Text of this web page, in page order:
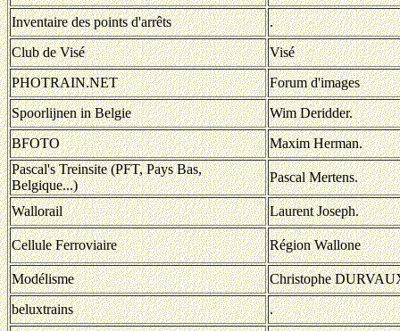
Inventaire des points d'arrêts
.
Club de Visé
Visé
PHOTRAIN.NET
Forum d'images
Spoorlijnen in Belgie
Wim Deridder.
BFOTO
Maxim Herman.
Pascal's Treinsite (PFT, Pays Bas,
Belgique...)
Pascal Mertens.
Wallorail Laurent Joseph.
Cellule Ferroviaire Région Wallone
Modélisme
Christophe
beluxtrains
.